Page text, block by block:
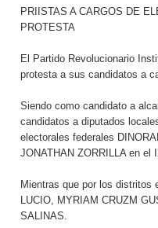
PRIISTAS A CARGOS DE
PROTESTA
El Partido Revolucionario
protesta a sus candidatos a
Siendo como candidato a
candidatos a diputados
electorales federales
JONATHAN ZORRILLA en el
Mientras que por los distritos
LUCIO, MYRIAM CRUZM
SALINAS.